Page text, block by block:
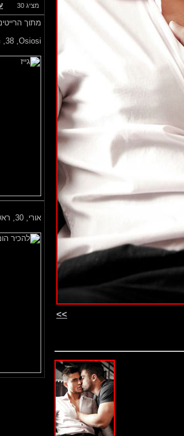
>>
מציג 30
מתוך הרייטינג טופ
Osiosi, 38, רמת גן
אורי, 30, ראשון לציון